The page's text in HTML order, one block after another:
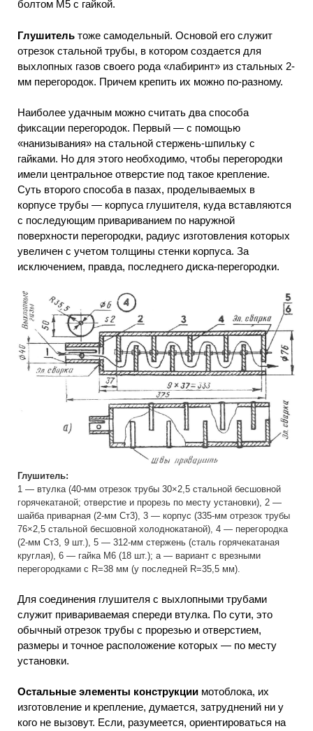
болтом М5 с гайкой.
Глушитель тоже самодельный. Основой его служит
отрезок стальной трубы, в котором создается для
выхлопных газов своего рода «лабиринт» из стальных 2-
мм перегородок. Причем крепить их можно по-разному.
Наиболее удачным можно считать два способа
фиксации перегородок. Первый — с помощью
«нанизывания» на стальной стержень-шпильку с
гайками. Но для этого необходимо, чтобы перегородки
имели центральное отверстие под такое крепление.
Суть второго способа в пазах, проделываемых в
корпусе трубы — корпуса глушителя, куда вставляются
с последующим привариванием по наружной
поверхности перегородки, радиус изготовления которых
увеличен с учетом толщины стенки корпуса. За
исключением, правда, последнего диска-перегородки.
Глушитель:
1 — втулка (40-мм отрезок трубы 30×2,5 стальной бесшовной
горячекатаной; отверстие и прорезь по месту установки), 2 —
шайба приварная (2-мм Ст3), 3 — корпус (335-мм отрезок трубы
76×2,5 стальной бесшовной холоднокатаной), 4 — перегородка
(2-мм Ст3, 9 шт.), 5 — 312-мм стержень (сталь горячекатаная
круглая), 6 — гайка М6 (18 шт.); а — вариант с врезными
перегородками с R=38 мм (у последней R=35,5 мм).
Для соединения глушителя с выхлопными трубами
служит привариваемая спереди втулка. По сути, это
обычный отрезок трубы с прорезью и отверстием,
размеры и точное расположение которых — по месту
установки.
Остальные элементы конструкции мотоблока, их
изготовление и крепление, думается, затруднений ни у
кого не вызовут. Если, разумеется, ориентироваться на